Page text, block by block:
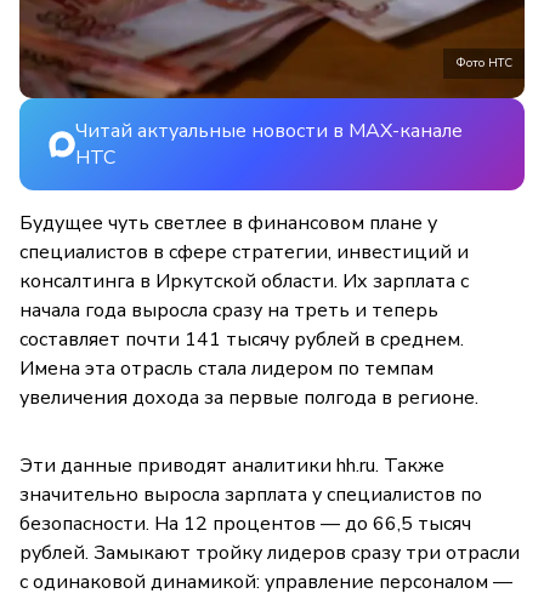
Фото НТС
Читай актуальные новости в MAX-канале
НТС
Будущее чуть светлее в финансовом плане у
специалистов в сфере стратегии, инвестиций и
консалтинга в Иркутской области. Их зарплата с
начала года выросла сразу на треть и теперь
составляет почти 141 тысячу рублей в среднем.
Имена эта отрасль стала лидером по темпам
увеличения дохода за первые полгода в регионе.
Эти данные приводят аналитики hh.ru. Также
значительно выросла зарплата у специалистов по
безопасности. На 12 процентов — до 66,5 тысяч
рублей. Замыкают тройку лидеров сразу три отрасли
с одинаковой динамикой: управление персоналом —